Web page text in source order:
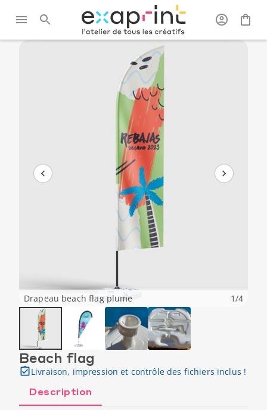
/Drapeaux
publicitaires
Drapeau beach flag plume 1/4
Beach flag
Livraison, impression et contrôle des fichiers inclus !
Description